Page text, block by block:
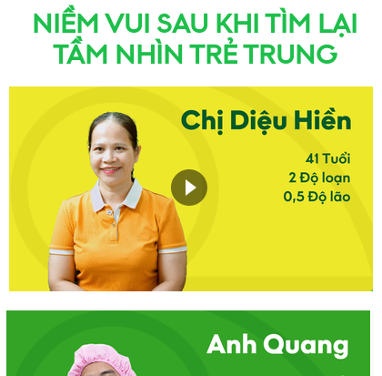
NIỀM VUI SAU KHI TÌM LẠI
TẦM NHÌN TRẺ TRUNG